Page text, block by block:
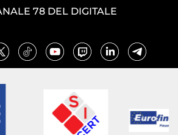
78 DEL DIGITALE